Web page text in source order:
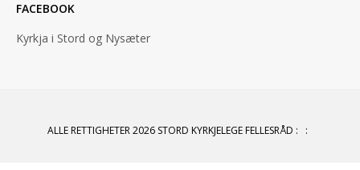
FACEBOOK
Kyrkja i Stord og Nysæter
ALLE RETTIGHETER 2026 STORD KYRKJELEGE FELLESRÅD : :